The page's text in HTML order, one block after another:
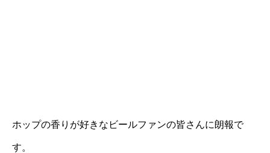
ホップの香りが好きなビールファンの皆さんに朗報で
す。